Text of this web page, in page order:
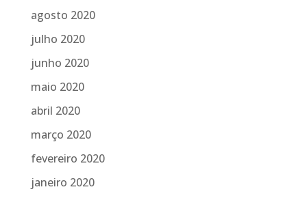
agosto 2020
julho 2020
junho 2020
maio 2020
abril 2020
março 2020
fevereiro 2020
janeiro 2020